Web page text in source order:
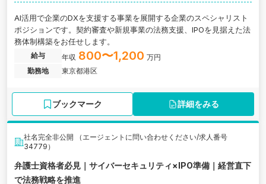
AI活用で企業のDXを支援する事業を展開する企業のスペシャリスト
ポジションです。契約審査や新規事業の法務支援、IPOを見据えた法
務体制構築をお任せします。
給与 年収 800〜1,200 万円
勤務地
東京都港区
ブックマーク 詳細をみる
社名完全非公開 （エージェントに問い合わせください/求人番号
34779）
弁護士資格者必見｜サイバーセキュリティ×IPO準備｜経営直下
で法務戦略を推進